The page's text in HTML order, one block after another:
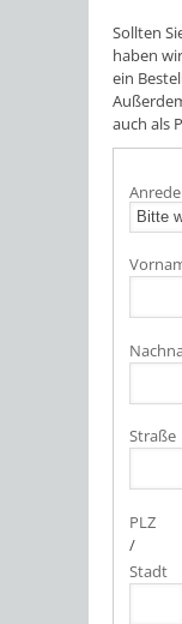
Sollten
haben
ein
auch als
Anrede
Straße
PLZ
/
Stadt